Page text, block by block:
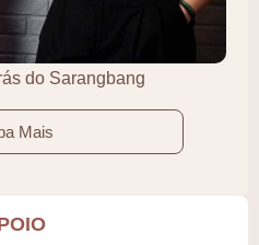
do Sarangbang
Mais